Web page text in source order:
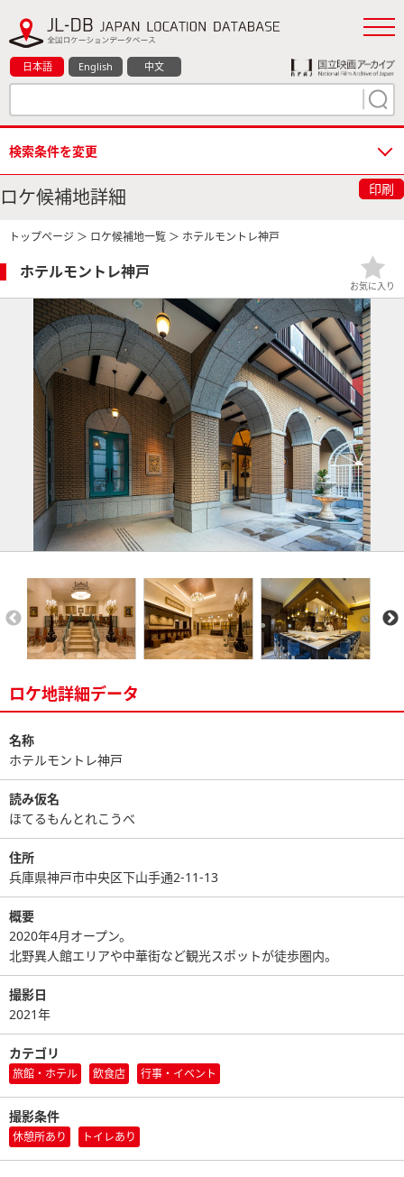
日本語 English 中文
検索条件を変更
ロケ候補地詳細 印刷
トップページ ＞ ロケ候補地一覧 ＞ ホテルモントレ神戸
ホテルモントレ神戸
お気に入り
ロケ地詳細データ
名称
ホテルモントレ神戸
読み仮名
ほてるもんとれこうべ
住所
兵庫県神戸市中央区下山手通2-11-13
概要
2020年4月オープン。
北野異人館エリアや中華街など観光スポットが徒歩圏内。
撮影日
2021年
カテゴリ
旅館・ホテル 飲食店 行事・イベント
撮影条件
休憩所あり トイレあり